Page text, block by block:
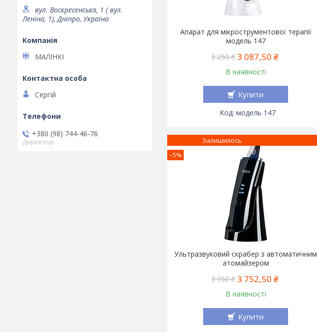
Апарат для мікрострументової терапії
модель 147
3 250 ₴ 3 087,50 ₴
В наявності
Купити
модель 147
–5%
Залишилось
Ультразвуковий скрабер з автоматичним
атомайзером
3 950 ₴ 3 752,50 ₴
В наявності
Купити
вул. Воскресенська, 1 ( вул.
Леніна, 1), Дніпро, Україна
МАЛІНКІ
Сергій
+380 (98) 744-46-76
Директор